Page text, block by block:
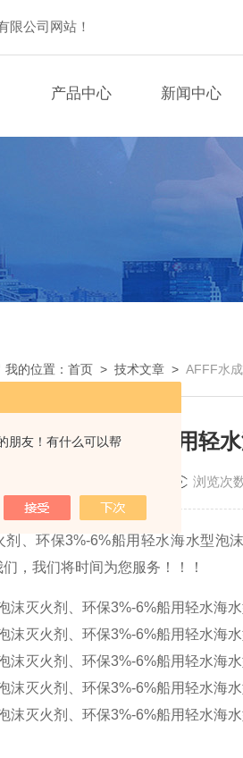
朋友！有什么可以帮
限公司网站！
产品中心 新闻中心
我的位置： 首页 > 技术文章 > AFFF水
、环保3%-6%船用轻
浏览次
、环保3%-6%船用轻水海水型泡
，我们将时间为您服务！！！